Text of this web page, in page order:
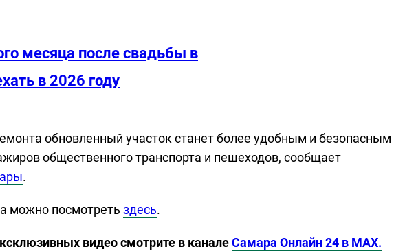
месяца после свадьбы в
в 2026 году
обновленный участок станет более удобным и безопасным
общественного транспорта и пешеходов, сообщает
.
можно посмотреть здесь.
видео смотрите в каналеСамара Онлайн 24 в MAX.